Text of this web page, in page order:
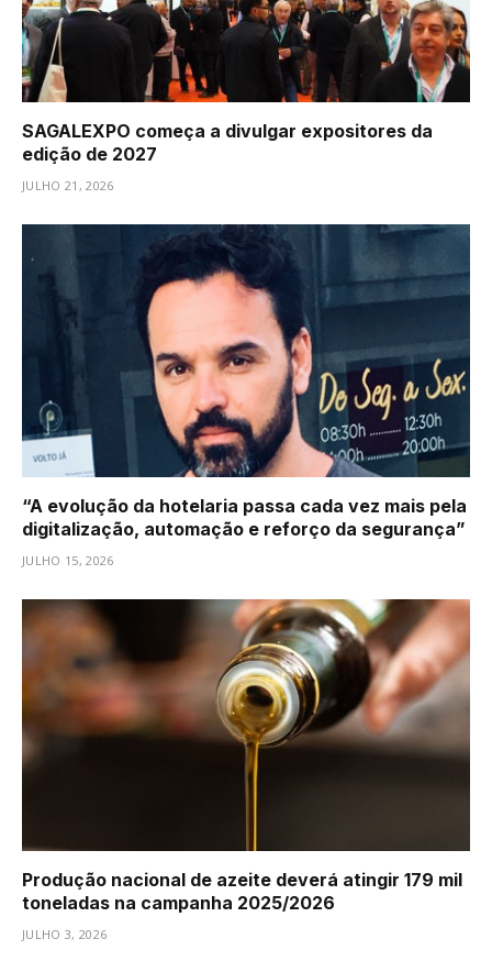
SAGALEXPO começa a divulgar expositores da
edição de 2027
JULHO 21, 2026
“A evolução da hotelaria passa cada vez mais pela
digitalização, automação e reforço da segurança”
JULHO 15, 2026
Produção nacional de azeite deverá atingir 179 mil
toneladas na campanha 2025/2026
JULHO 3, 2026